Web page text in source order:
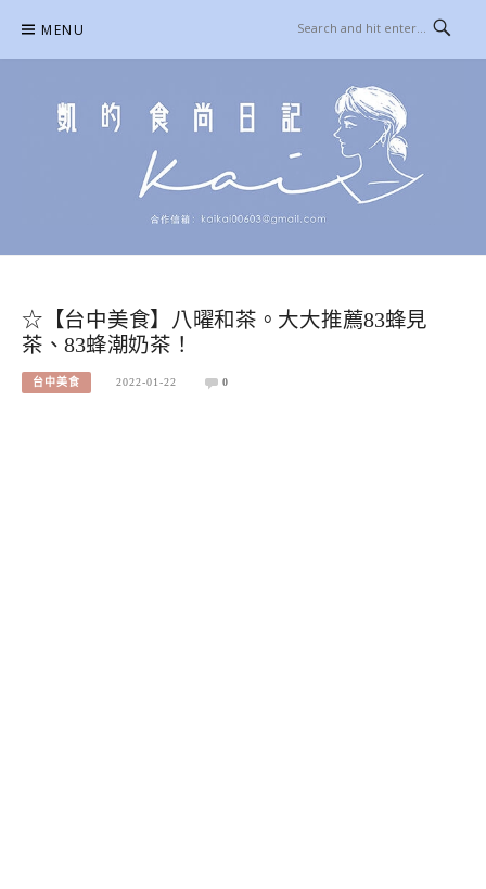
content
MENU
☆【台中美食】八曜和茶。大大推薦83蜂見
茶、83蜂潮奶茶！
台中美食 2022-01-22 0